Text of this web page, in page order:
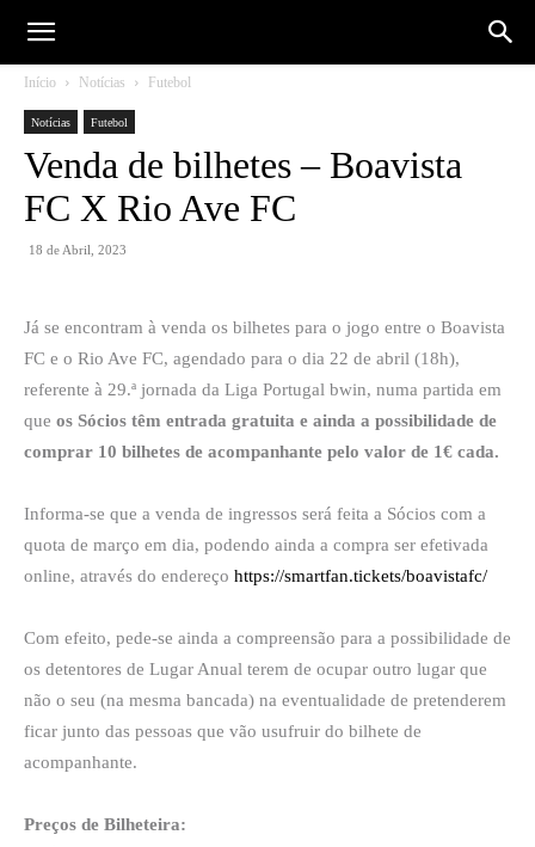
Início Notícias Futebol
Notícias Futebol
Venda de bilhetes – Boavista
FC X Rio Ave FC
18 de Abril, 2023
Já se encontram à venda os bilhetes para o jogo entre o Boavista
FC e o Rio Ave FC, agendado para o dia 22 de abril (18h),
referente à 29.ª jornada da Liga Portugal bwin, numa partida em
que os Sócios têm entrada gratuita e ainda a possibilidade de
comprar 10 bilhetes de acompanhante pelo valor de 1€ cada.
Informa-se que a venda de ingressos será feita a Sócios com a
quota de março em dia, podendo ainda a compra ser efetivada
online, através do endereço https://smartfan.tickets/boavistafc/
Com efeito, pede-se ainda a compreensão para a possibilidade de
os detentores de Lugar Anual terem de ocupar outro lugar que
não o seu (na mesma bancada) na eventualidade de pretenderem
ficar junto das pessoas que vão usufruir do bilhete de
acompanhante.
Preços de Bilheteira: